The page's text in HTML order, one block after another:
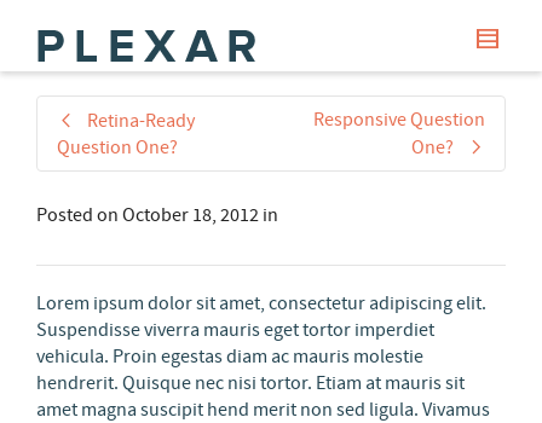
Retina-Ready
Question One?
Responsive Question
One?
Posted on October 18, 2012 in
Lorem ipsum dolor sit amet, consectetur adipiscing elit.
Suspendisse viverra mauris eget tortor imperdiet
vehicula. Proin egestas diam ac mauris molestie
hendrerit. Quisque nec nisi tortor. Etiam at mauris sit
amet magna suscipit hend merit non sed ligula. Vivamus